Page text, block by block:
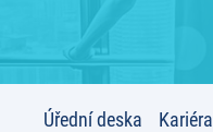
Úřední deska Kariéra